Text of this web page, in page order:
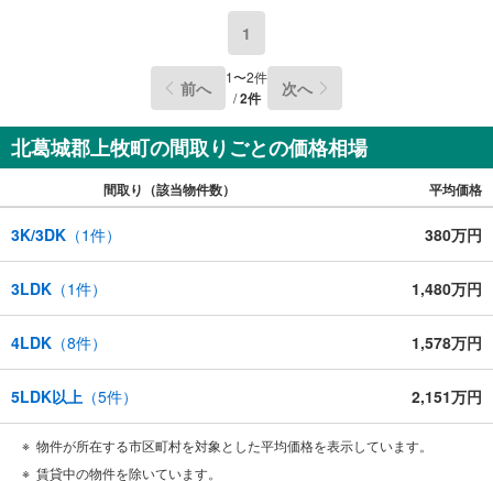
1
前へ 1〜2件
/2件 次へ
北葛城郡上牧町の間取りごとの価格相場
間取り（該当物件数） 平均価格
3K/3DK （1件） 380万円
3LDK （1件） 1,480万円
4LDK （8件） 1,578万円
5LDK以上 （5件） 2,151万円
物件が所在する市区町村を対象とした平均価格を表示しています。
賃貸中の物件を除いています。